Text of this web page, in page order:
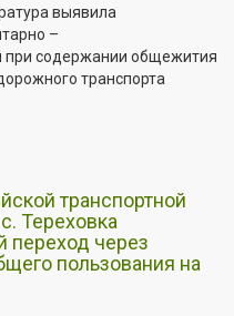
выявила
–
при содержании общежития
транспорта
транспортной
Тереховка
переход через
пользования на